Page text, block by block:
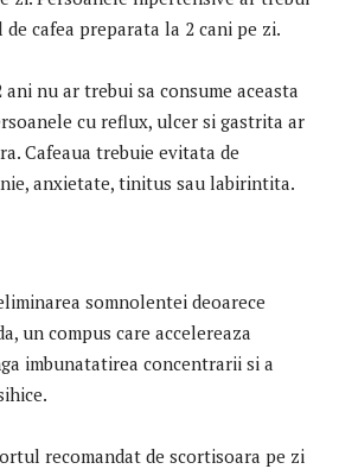
cafea preparata la 2 cani pe zi.
nu ar trebui sa consume aceasta
cu reflux, ulcer si gastrita ar
Cafeaua trebuie evitata de
anxietate, tinitus sau labirintita.
somnolentei deoarece
un compus care accelereaza
imbunatatirea concentrarii si a
recomandat de scortisoara pe zi